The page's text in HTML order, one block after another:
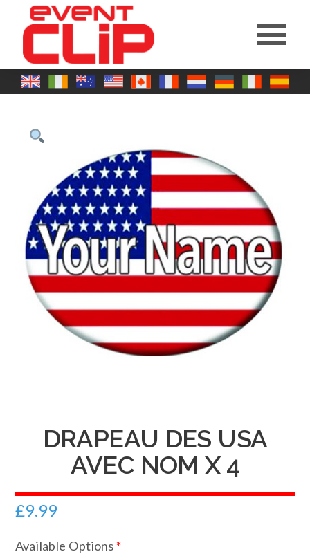
DRAPEAU DES USA
AVEC NOM X 4
£9.99
Available Options*